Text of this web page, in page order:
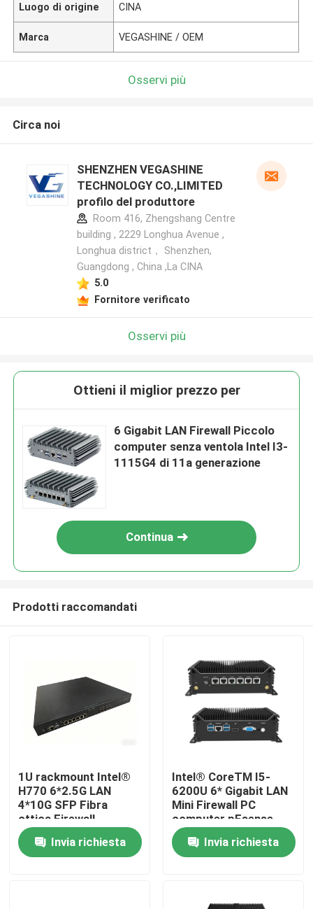
Casa
Prodotti
Luogo di origine CINA
Marca VEGASHINE / OEM
Osservi più
Circa noi
SHENZHEN VEGASHINE
TECHNOLOGY CO.,LIMITED
profilo del produttore
Room 416, Zhengshang Centre
building , 2229 Longhua Avenue ,
Longhua district， Shenzhen,
Guangdong , China ,La CINA
5.0
Fornitore verificato
Osservi più
Ottieni il miglior prezzo per
6 Gigabit LAN Firewall Piccolo
computer senza ventola Intel I3-
1115G4 di 11a generazione
Continua
Prodotti raccomandati
1U rackmount Intel®
H770 6*2.5G LAN
4*10G SFP Fibra
ottica Firewall
Appliance
Invia richiesta
Intel® CoreTM I5-
6200U 6* Gigabit LAN
Mini Firewall PC
computer pFsense
Invia richiesta